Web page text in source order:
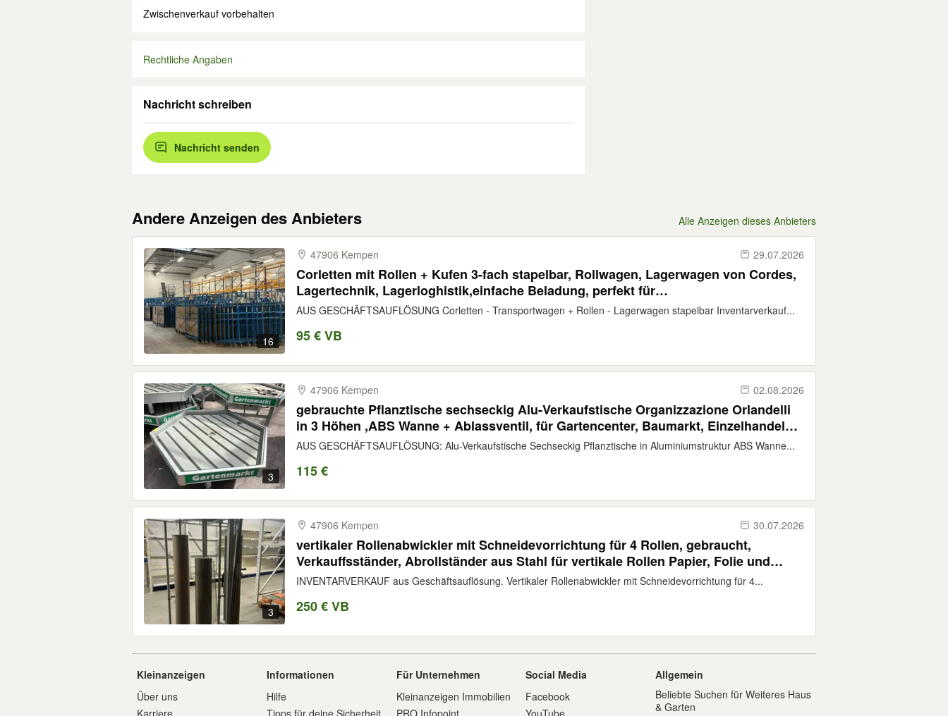
Zwischenverkauf vorbehalten
Rechtliche Angaben
Nachricht schreiben
Nachricht senden
Andere Anzeigen des Anbieters Alle Anzeigen dieses Anbieters
16
47906 Kempen 29.07.2026
Corletten mit Rollen + Kufen 3-fach stapelbar, Rollwagen, Lagerwagen von Cordes,
Lagertechnik, Lagerloghistik,einfache Beladung, perfekt für
Umzugsware,Umzüge,Haushaltsauflösungen,Transport
AUS GESCHÄFTSAUFLÖSUNG Corletten - Transportwagen + Rollen - Lagerwagen stapelbar Inventarverkauf...
95 € VB
3
47906 Kempen 02.08.2026
gebrauchte Pflanztische sechseckig Alu-Verkaufstische Organizzazione Orlandelli
in 3 Höhen ,ABS Wanne + Ablassventil, für Gartencenter, Baumarkt, Einzelhandel
Inventarverkauf aus Geschäftsauflösng
AUS GESCHÄFTSAUFLÖSUNG: Alu-Verkaufstische Sechseckig Pflanztische in Aluminiumstruktur ABS Wanne...
115 €
3
47906 Kempen 30.07.2026
vertikaler Rollenabwickler mit Schneidevorrichtung für 4 Rollen, gebraucht,
Verkauffsständer, Abrollständer aus Stahl für vertikale Rollen Papier, Folie und
andere
INVENTARVERKAUF aus Geschäftsauflösung. Vertikaler Rollenabwickler mit Schneidevorrichtung für 4...
250 € VB
Kleinanzeigen
Über uns
Karriere
Informationen
Hilfe
Tipps für deine Sicherheit
Für Unternehmen
Kleinanzeigen Immobilien
PRO Infopoint
Social Media
Facebook
YouTube
Allgemein
Beliebte Suchen für Weiteres Haus
& Garten